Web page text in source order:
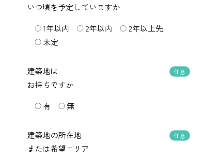
いつ頃を予定していますか
1年以内
2年以内
2年以上先
未定
建築地は
お持ちですか
任意
有 無
建築地の所在地
または希望エリア
任意